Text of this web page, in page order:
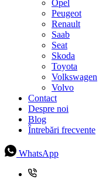
Opel
Peugeot
Renault
Saab
Seat
Skoda
Toyota
Volkswagen
Volvo
Contact
Despre noi
Blog
Întrebări frecvente
WhatsApp